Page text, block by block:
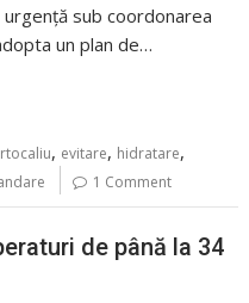
urgență sub coordonarea
un plan de…
, evitare, hidratare,
1 Comment
de până la 34